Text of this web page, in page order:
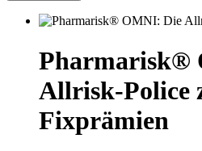
Pharmarisk®
Allrisk-Police
Fixprämien